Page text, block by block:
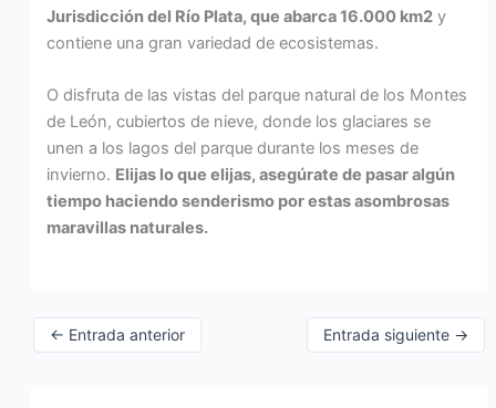
Jurisdicción del Río Plata, que abarca 16.000 km2 y
contiene una gran variedad de ecosistemas.
O disfruta de las vistas del parque natural de los Montes
de León, cubiertos de nieve, donde los glaciares se
unen a los lagos del parque durante los meses de
invierno. Elijas lo que elijas, asegúrate de pasar algún
tiempo haciendo senderismo por estas asombrosas
maravillas naturales.
← Entrada anterior Entrada siguiente →